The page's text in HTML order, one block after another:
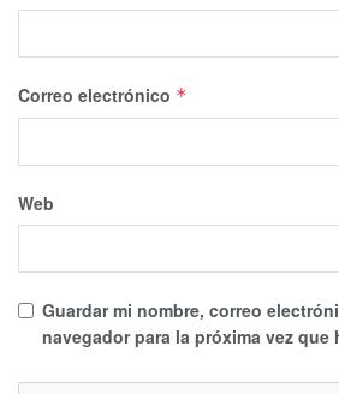
Correo electrónico *
Web
Guardar mi nombre, correo
navegador para la próxima vez que